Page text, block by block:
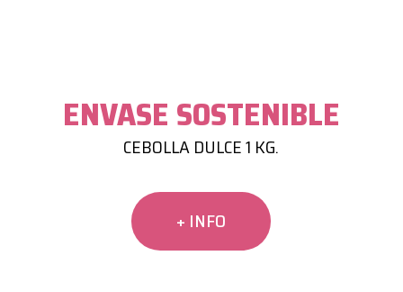
ENVASE SOSTENIBLE
CEBOLLA DULCE 1 KG.
+ INFO